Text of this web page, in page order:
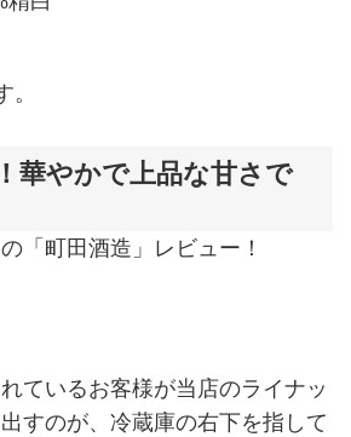
華やかで上品な甘さで
「町田酒造」レビュー！
ているお客様が当店のライナッ
すのが、冷蔵庫の右下を指して